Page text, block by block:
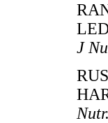
J
Nutr.